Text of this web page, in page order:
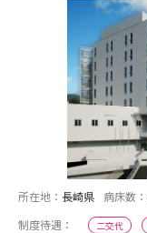
所在地： 長崎県 病床数：
制度待遇：
二交代